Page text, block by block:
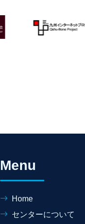
Menu
Home
センターについて